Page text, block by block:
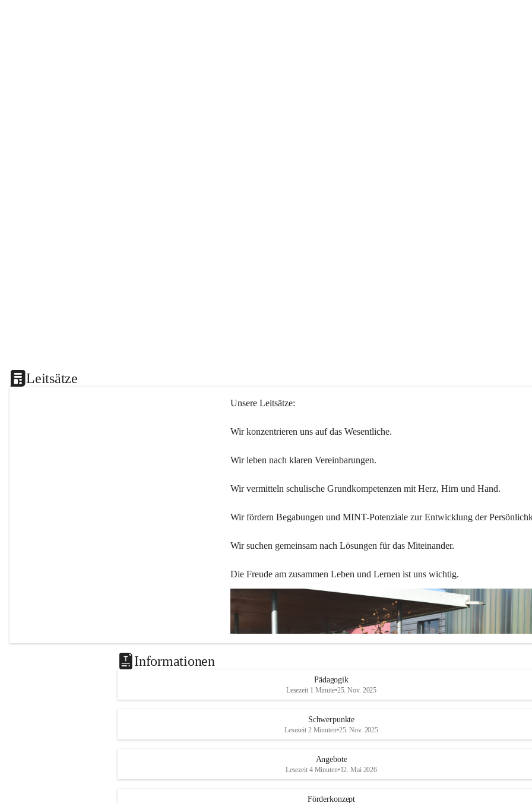
Leitsätze
Unsere Leitsätze:
Wir konzentrieren uns auf das Wesentliche.
Wir leben nach klaren Vereinbarungen.
Wir vermitteln schulische Grundkompetenzen mit Herz, Hirn und Hand.
Wir fördern Begabungen und MINT-Potenziale zur Entwicklung der
Wir suchen gemeinsam nach Lösungen für das Miteinander.
Die Freude am zusammen Leben und Lernen ist uns wichtig.
Informationen
Pädagogik
Lesezeit 1 Minute•25. Nov. 2025
Schwerpunkte
Lesezeit 2 Minuten•25. Nov. 2025
Angebote
Lesezeit 4 Minuten•12. Mai 2026
Förderkonzept